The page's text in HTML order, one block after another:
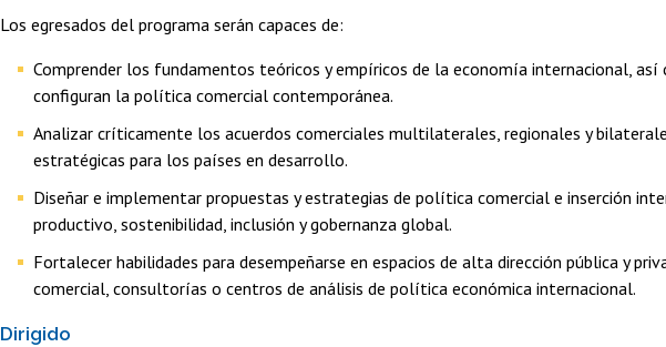
Los egresados del programa serán capaces de:
Comprender los fundamentos teóricos y empíricos de la economía internacional,
configuran la política comercial contemporánea.
Analizar críticamente los acuerdos comerciales multilaterales, regionales y
estratégicas para los países en desarrollo.
Diseñar e implementar propuestas y estrategias de política comercial e inserción
productivo, sostenibilidad, inclusión y gobernanza global.
Fortalecer habilidades para desempeñarse en espacios de alta dirección pública y
comercial, consultorías o centros de análisis de política económica internacional.
Dirigido